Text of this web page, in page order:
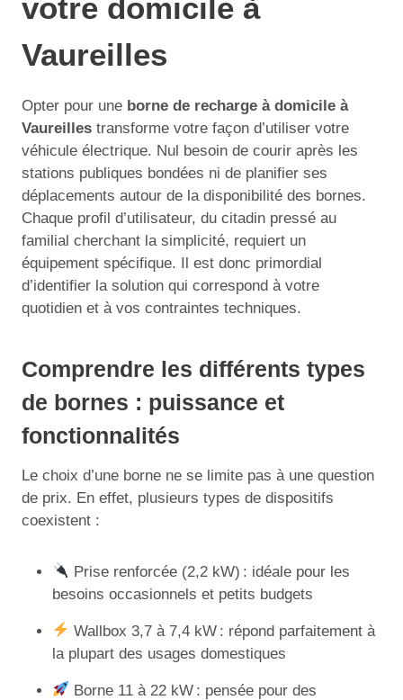
votre domicile à
Vaureilles
Opter pour une borne de recharge à domicile à
Vaureilles transforme votre façon d’utiliser votre
véhicule électrique. Nul besoin de courir après les
stations publiques bondées ni de planifier ses
déplacements autour de la disponibilité des bornes.
Chaque profil d’utilisateur, du citadin pressé au
familial cherchant la simplicité, requiert un
équipement spécifique. Il est donc primordial
d’identifier la solution qui correspond à votre
quotidien et à vos contraintes techniques.
Comprendre les différents types
de bornes : puissance et
fonctionnalités
Le choix d’une borne ne se limite pas à une question
de prix. En effet, plusieurs types de dispositifs
coexistent :
Prise renforcée (2,2 kW) : idéale pour les
besoins occasionnels et petits budgets
Wallbox 3,7 à 7,4 kW : répond parfaitement à
la plupart des usages domestiques
Borne 11 à 22 kW : pensée pour des